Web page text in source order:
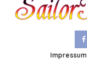
Impressum